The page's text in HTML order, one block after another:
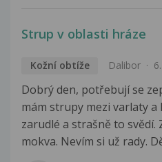
Strup v oblasti hráze
Kožní obtíže Dalibor
Dobrý den, potřebují se
mám strupy mezi varlaty a
zarudlé a strašně to svědí.
mokva. Nevím si už rady.